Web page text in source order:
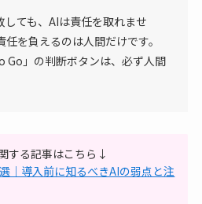
ても、AIは責任を取れませ
を負えるのは人間だけです。
Go」の判断ボタンは、必ず人間
する記事はこちら↓
｜導入前に知るべきAIの弱点と注